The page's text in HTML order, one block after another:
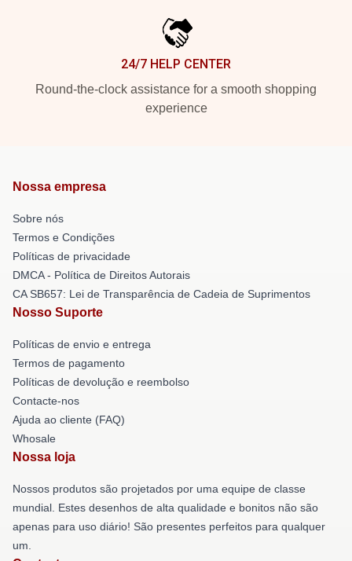
24/7 HELP CENTER
Round-the-clock assistance for a smooth shopping
experience
Nossa empresa
Sobre nós
Termos e Condições
Políticas de privacidade
DMCA - Política de Direitos Autorais
CA SB657: Lei de Transparência de Cadeia de Suprimentos
Nosso Suporte
Políticas de envio e entrega
Termos de pagamento
Políticas de devolução e reembolso
Contacte-nos
Ajuda ao cliente (FAQ)
Whosale
Nossa loja
Nossos produtos são projetados por uma equipe de classe
mundial. Estes desenhos de alta qualidade e bonitos não são
apenas para uso diário! São presentes perfeitos para qualquer
um.